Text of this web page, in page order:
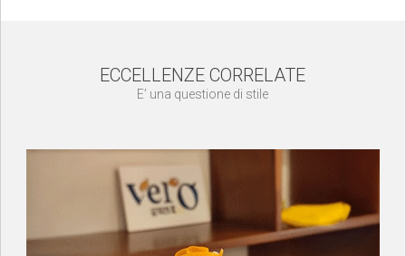
ECCELLENZE CORRELATE
E’ una questione di stile